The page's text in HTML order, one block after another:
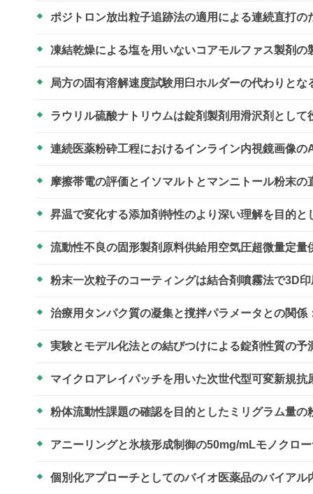
ポジトロン放出粒子追跡法の適用による連続直打
凍結乾燥による塩を用いないコアモルファス製剤の
局方の固有溶解速度試験用臼ホルダーの代わりと
ラウリル硫酸ナトリウムは錠剤製剤用滑沢剤として
連続医薬粉砕工程におけるインライン内視鏡画像
摩擦帯電の評価とイソマルトとマンニトール粉末
昇温で変化する添加剤特性のより深い理解を目的
流動性不良の固形製剤原料供給用空気圧超微量定
粉末一次粒子のコーティングは結合剤噴霧法で3D
治療用タンパク質の凝集と撹拌パラメータとの関
実験とモデル化法との結びつけによる錠剤性質の予
マイクロアレイパッチを用いた次世代型可変新規
粉体流動性課題の確認を目的としたミリグラム量
アニーリングと氷核形成制御の50mg/mLモノクロ
個別化アプローチとしてのバイオ医薬品のバイア